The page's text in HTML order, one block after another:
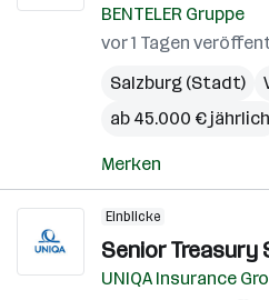
BENTELER Gruppe
vor 1 Tagen
Salzburg (Stadt)
ab 45.000 € jährlich
Merken
Einblicke
Senior Treasury
UNIQA Insurance